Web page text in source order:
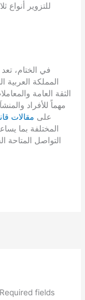
ﻟﻠﺘﺰوﯾﺮ أﻧﻮاع
في الختام،
المملكة العربية
الثقة العامة
مهماً للأفراد
على مقالات
المختلفة بما
التواصل المتاحة
Required fields